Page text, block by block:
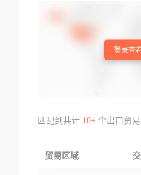
登录查
匹配到共计 10+个出口贸
贸易区域